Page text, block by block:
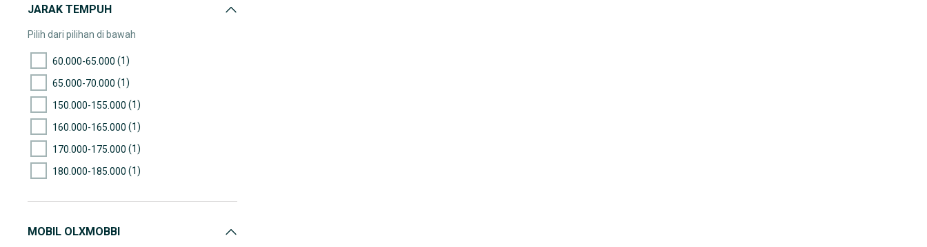
JARAK TEMPUH
Pilih dari pilihan di bawah
60.000-65.000 (1)
65.000-70.000 (1)
150.000-155.000 (1)
160.000-165.000 (1)
170.000-175.000 (1)
180.000-185.000 (1)
MOBIL OLXMOBBI